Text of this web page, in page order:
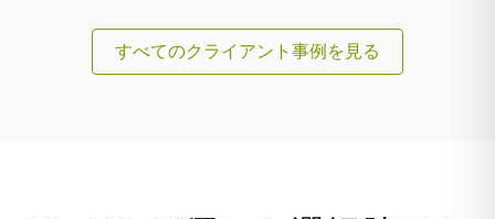
すべてのクライアント事例を見る